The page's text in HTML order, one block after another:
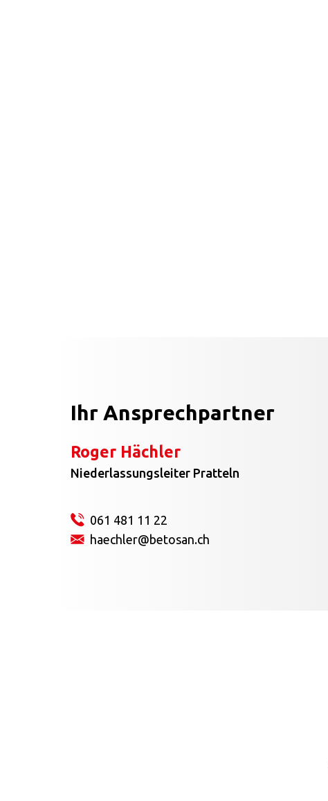
Ihr Ansprechpartner
Roger Hächler
Niederlassungsleiter Pratteln
061 481 11 22
haechler@betosan.ch